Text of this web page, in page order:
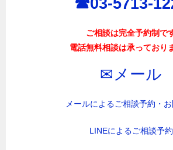
☎︎03-5713-
ご相談は完全予約制で
電話無料相談は承っており
✉︎メール
メールによるご相談予約・
LINEによるご相談予約